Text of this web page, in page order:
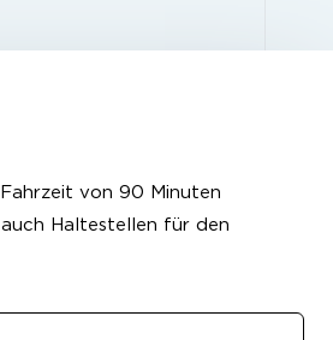
von 90 Minuten
Haltestellen für den